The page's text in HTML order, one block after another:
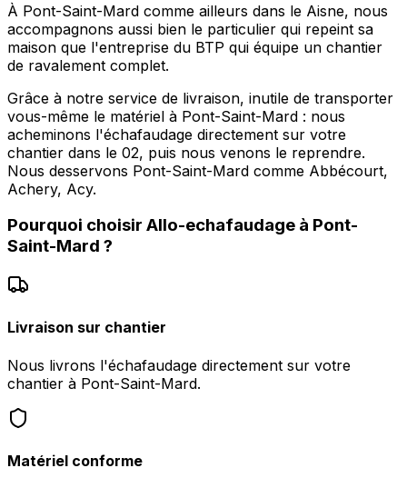
À Pont-Saint-Mard comme ailleurs dans le Aisne, nous
accompagnons aussi bien le particulier qui repeint sa
maison que l'entreprise du BTP qui équipe un chantier
de ravalement complet.
Grâce à notre service de livraison, inutile de transporter
vous-même le matériel à Pont-Saint-Mard : nous
acheminons l'échafaudage directement sur votre
chantier dans le 02, puis nous venons le reprendre.
Nous desservons Pont-Saint-Mard comme Abbécourt,
Achery, Acy.
Pourquoi choisir Allo-echafaudage à Pont-
Saint-Mard ?
Livraison sur chantier
Nous livrons l'échafaudage directement sur votre
chantier à Pont-Saint-Mard.
Matériel conforme